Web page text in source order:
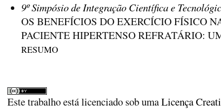
9º Simpósio de Integração Científica e
OS BENEFÍCIOS DO EXERCÍCIO FÍSICO
PACIENTE HIPERTENSO REFRATÁRIO:
RESUMO
Este trabalho está licenciado sob umaLicença